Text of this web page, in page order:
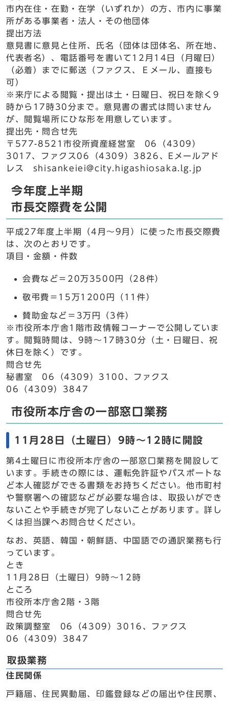
市内在住・在勤・在学（いずれか）の方、市内に事業
所がある事業者・法人・その他団体
提出方法
意見書に意見と住所、氏名（団体は団体名、所在地、
代表者名）、電話番号を書いて12月14日（月曜日）
（必着）までに郵送（ファクス、Ｅメール、直接も
可）
※来庁による閲覧・提出は土・日曜日、祝日を除く9
時から17時30分まで。意見書の書式は問いません
が、閲覧場所にひな形を用意しています。
提出先・問合せ先
〒577-8521市役所資産経営室 06（4309）
3017、ファクス06（4309）3826、Eメールアド
レス shisankeiei@city.higashiosaka.lg.jp
今年度上半期
市長交際費を公開
平成27年度上半期（4月～9月）に使った市長交際費
は、次のとおりです。
項目・金額・件数
会費など＝20万3500円（28件）
敬弔費＝15万1200円（11件）
賛助金など＝3万円（3件）
※市役所本庁舎1階市政情報コーナーで公開していま
す。閲覧時間は、9時～17時30分（土・日曜日、祝
休日を除く）です。
問合せ先
秘書室 06（4309）3100、ファクス
06（4309）3847
市役所本庁舎の一部窓口業務
11月28日（土曜日）9時～12時に開設
第4土曜日に市役所本庁舎の一部窓口業務を開設して
います。手続きの際には、運転免許証やパスポートな
ど本人確認ができる書類をお持ちください。他市町村
や警察署への確認などが必要な場合は、取扱いができ
ないことや手続きが完了しないことがあります。詳し
くは担当課へお問合せください。
なお、英語、韓国・朝鮮語、中国語での通訳業務も行
っています。
とき
11月28日（土曜日）9時～12時
ところ
市役所本庁舎2階・3階
問合せ先
政策調整室 06（4309）3016、ファクス
06（4309）3847
取扱業務
住民関係
戸籍届、住民異動届、印鑑登録などの届出や住民票、